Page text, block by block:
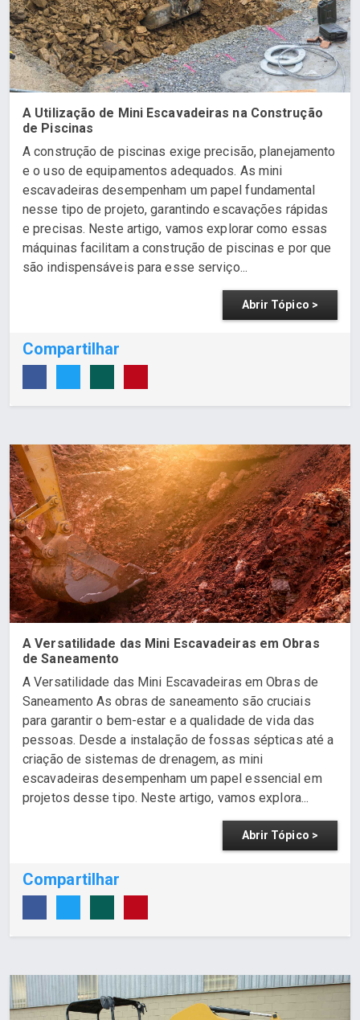
A Utilização de Mini Escavadeiras na Construção
de Piscinas
A construção de piscinas exige precisão, planejamento
e o uso de equipamentos adequados. As mini
escavadeiras desempenham um papel fundamental
nesse tipo de projeto, garantindo escavações rápidas
e precisas. Neste artigo, vamos explorar como essas
máquinas facilitam a construção de piscinas e por que
são indispensáveis para esse serviço...
Abrir Tópico >
Compartilhar
A Versatilidade das Mini Escavadeiras em Obras
de Saneamento
A Versatilidade das Mini Escavadeiras em Obras de
Saneamento As obras de saneamento são cruciais
para garantir o bem-estar e a qualidade de vida das
pessoas. Desde a instalação de fossas sépticas até a
criação de sistemas de drenagem, as mini
escavadeiras desempenham um papel essencial em
projetos desse tipo. Neste artigo, vamos explora...
Abrir Tópico >
Compartilhar